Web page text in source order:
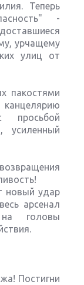
Теперь
-
урчащему
улиц от
пакостями
просьбой
усиленный
новый удар
арсенал
на головы
Постигни